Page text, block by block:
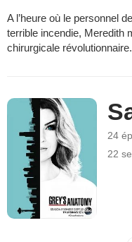
A l’heure où le personnel
terrible incendie, Meredith
chirurgicale
24
22